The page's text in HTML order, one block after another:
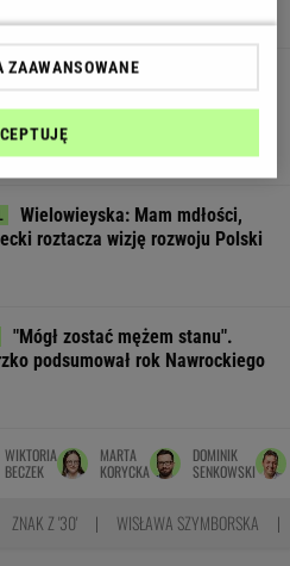
nie dla każdego. Jak
Wielowieyska: Mam mdłości,
roztacza wizję rozwoju Polski
"Mógł zostać mężem stanu".
podsumował rok Nawrockiego
WIKTORIA
BECZEK
MARTA
KORYCKA
DOMINIK
SENKOWSKI
ZNAK Z '30' WISŁAWA SZYMBORSKA
ZAAWANSOWANE